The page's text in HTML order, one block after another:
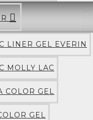
LINER GEL EVERIN
MOLLY LAC
COLOR GEL
GEL